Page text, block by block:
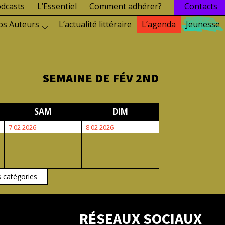
L’Essentiel Comment adhérer?
Contacts
Auteurs
L’actualité littéraire L’agenda Jeunesse
SEMAINE DE FÉV 2ND
SAMSAMEDI DIMDIMANCHE
7 02 20267
8 02 20268
catégories
RÉSEAUX SOCIAUX